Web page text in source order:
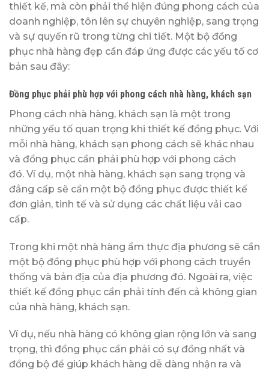
thiết kế, mà còn phải thể hiện đúng phong cách của
doanh nghiệp, tôn lên sự chuyên nghiệp, sang trọng
và sự quyến rũ trong từng chi tiết. Một bộ đồng
phục nhà hàng đẹp cần đáp ứng được các yếu tố cơ
bản sau đây:
Đồng phục phải phù hợp với phong cách nhà hàng, khách sạn
Phong cách nhà hàng, khách sạn là một trong
những yếu tố quan trọng khi thiết kế đồng phục. Với
mỗi nhà hàng, khách sạn phong cách sẽ khác nhau
và đồng phục cần phải phù hợp với phong cách
đó. Ví dụ, một nhà hàng, khách sạn sang trọng và
đẳng cấp sẽ cần một bộ đồng phục được thiết kế
đơn giản, tinh tế và sử dụng các chất liệu vải cao
cấp.
Trong khi một nhà hàng ẩm thực địa phương sẽ cần
một bộ đồng phục phù hợp với phong cách truyền
thống và bản địa của địa phương đó. Ngoài ra, việc
thiết kế đồng phục cần phải tính đến cả không gian
của nhà hàng, khách sạn.
Ví dụ, nếu nhà hàng có không gian rộng lớn và sang
trọng, thì đồng phục cần phải có sự đồng nhất và
đồng bộ để giúp khách hàng dễ dàng nhận ra và